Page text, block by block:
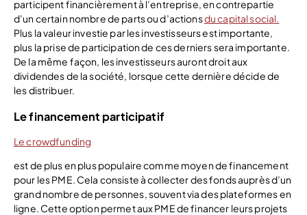
participent financièrement à l’entreprise, en contrepartie
d’un certain nombre de parts ou d’actionsdu capital social.
Plus la valeur investie par les investisseurs est importante,
plus la prise de participation de ces derniers sera importante.
De la même façon, les investisseurs auront droit aux
dividendes de la société, lorsque cette dernière décide de
les distribuer.
Le financement participatif
Le crowdfunding
est de plus en plus populaire comme moyen de financement
pour les PME. Cela consiste à collecter des fonds auprès d’un
grand nombre de personnes, souvent via des plateformes en
ligne. Cette option permet aux PME de financer leurs projets